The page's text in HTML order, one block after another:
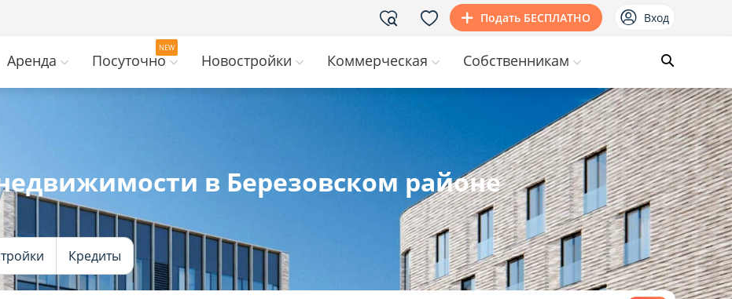
Подать БЕСПЛАТНО Вход
Аренда Посуточно Новостройки Коммерческая Собственникам
в Березовском районе
Кредиты